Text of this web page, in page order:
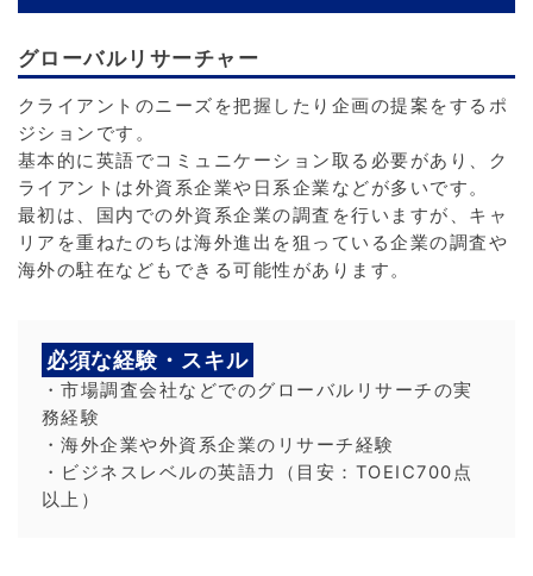
グローバルリサーチャー
クライアントのニーズを把握したり企画の提案をするポ
ジションです。
基本的に英語でコミュニケーション取る必要があり、ク
ライアントは外資系企業や日系企業などが多いです。
最初は、国内での外資系企業の調査を行いますが、キャ
リアを重ねたのちは海外進出を狙っている企業の調査や
海外の駐在などもできる可能性があります。
必須な経験・スキル
・市場調査会社などでのグローバルリサーチの実
務経験
・海外企業や外資系企業のリサーチ経験
・ビジネスレベルの英語力（目安：TOEIC700点
以上）